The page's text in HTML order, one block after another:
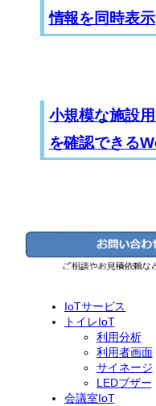
情報を同時表示
小規模な施設
を確認できる
IoTサービス
トイレIoT
利用分析
利用者画面
サイネージ
LEDブザー
会議室IoT